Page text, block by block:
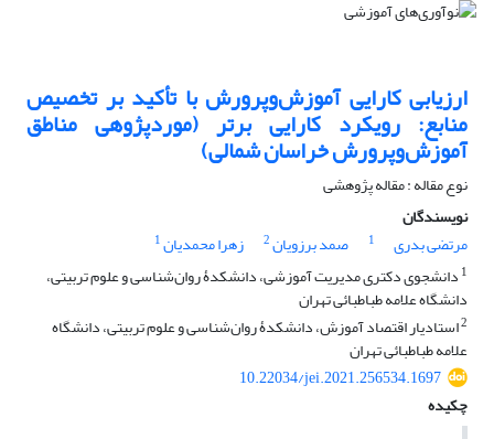
ارزیابی کارایی آموزش‌وپرورش با تأکید بر تخصیص
منابع: رویکرد کارایی برتر (موردپژوهی مناطق
آموزش‌وپرورش خراسان شمالی)
نوع مقاله : مقاله پژوهشی
نویسندگان
مرتضی بدری
1 صمد برزویان2 زهرا محمدیان1
1 دانشجوی دکتری مدیریت آموزشی، دانشکدۀ روان‌شناسی و علوم تربیتی،
دانشگاه علامه طباطبائی تهران
2استادیار اقتصاد آموزش، دانشکدۀ روان‌شناسی و علوم تربیتی، دانشگاه
علامه طباطبائی تهران
10.22034/jei.2021.256534.1697
چکیده